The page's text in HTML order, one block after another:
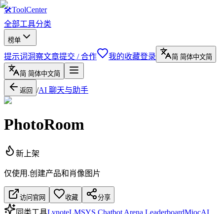
🛠ToolCenter
全部工具分类
榜单
提示词洞察文章提交 / 合作 我的收藏登录 简 简体中文简
简 简体中文简
返回 /AI 聊天与助手
PhotoRoom
新上架
仅使用.创建产品和肖像图片
访问官网 收藏 分享
同类工具LynoteLMSYS Chatbot Arena LeaderboardMiocAI